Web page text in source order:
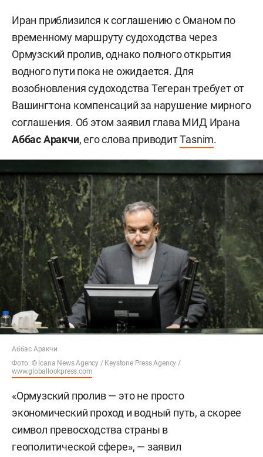
Иран приблизился к соглашению с Оманом по
временному маршруту судоходства через
Ормузский пролив, однако полного открытия
водного пути пока не ожидается. Для
возобновления судоходства Тегеран требует от
Вашингтона компенсаций за нарушение мирного
соглашения. Об этом заявил глава МИД Ирана
Аббас Аракчи, его слова приводитTasnim.
Аббас Аракчи
Фото: © Icana News Agency / Keystone Press Agency /
www.globallookpress.com
«Ормузский пролив — это не просто
экономический проход и водный путь, а скорее
символ превосходства страны в
геополитической сфере», — заявил